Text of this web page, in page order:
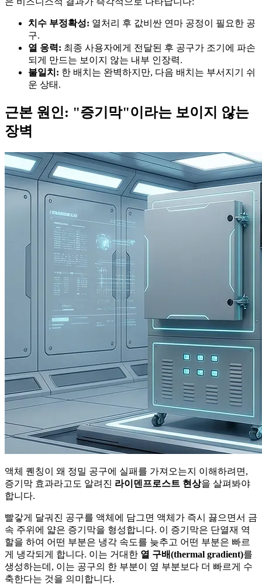
치수 부정확성: 열처리 후 값비싼 연마 공정이 필요한 공
구.
열 응력: 최종 사용자에게 전달된 후 공구가 조기에 파손
되게 만드는 보이지 않는 내부 인장력.
불일치: 한 배치는 완벽하지만, 다음 배치는 부서지기 쉬
운 상태.
근본 원인: "증기막"이라는 보이지 않는
장벽
액체 퀜칭이 왜 정밀 공구에 실패를 가져오는지 이해하려면,
증기막 효과라고도 알려진 라이덴프로스트 현상을 살펴봐야
합니다.
빨갛게 달궈진 공구를 액체에 담그면 액체가 즉시 끓으면서 금
속 주위에 얇은 증기막을 형성합니다. 이 증기막은 단열재 역
할을 하여 어떤 부분은 냉각 속도를 늦추고 어떤 부분은 빠르
게 냉각되게 합니다. 이는 거대한 열 구배(thermal gradient)를
생성하는데, 이는 공구의 한 부분이 옆 부분보다 더 빠르게 수
축한다는 것을 의미합니다.